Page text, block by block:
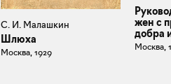
С. И. Малашкин
Шлюха
Москва, 1929
жен с
добра
Москва,